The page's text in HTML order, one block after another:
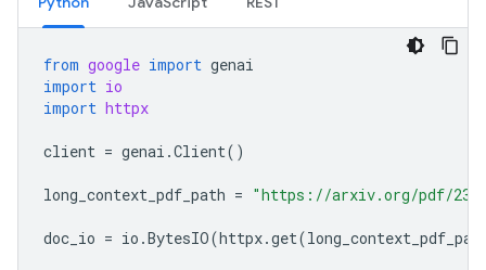
from google import genai
import io
import httpx
client = genai .Client()
long_context_pdf_path = "https://arxiv.org/pdf/
doc_io = io .BytesIO(httpx.get(